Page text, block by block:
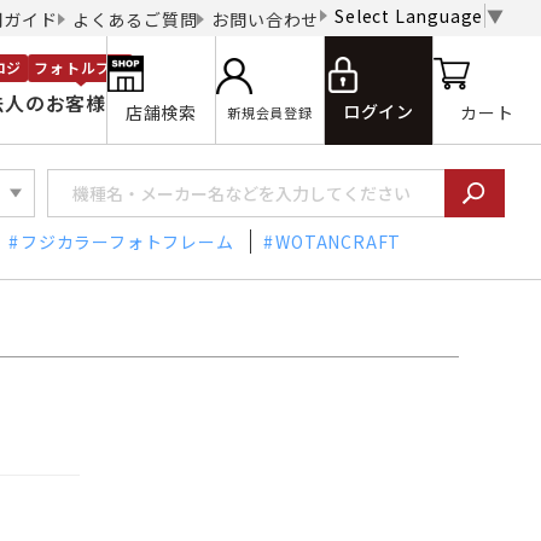
イド よくあるご質問 お問い合わせ Select Language ▼
のお客様
ジ フォトルプロ
店舗検索 新規会員登録 ログイン カート
フジカラーフォトフレーム WOTANCRAFT